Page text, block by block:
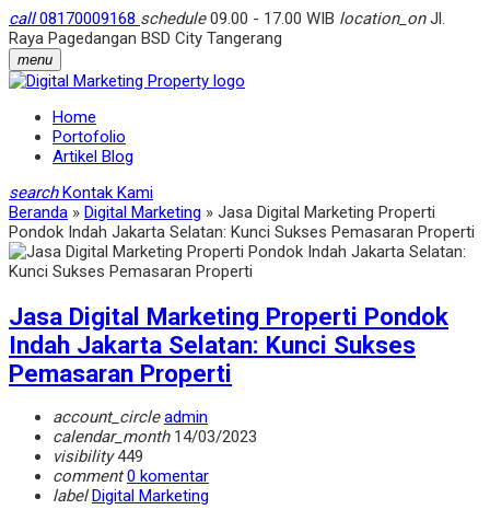
call08170009168 schedule09.00 - 17.00 WIB location_onJl.
Raya Pagedangan BSD City Tangerang
menu
Home
Portofolio
Artikel Blog
search Kontak Kami
Beranda » Digital Marketing » Jasa Digital Marketing Properti
Pondok Indah Jakarta Selatan: Kunci Sukses Pemasaran Properti
Jasa Digital Marketing Properti Pondok
Indah Jakarta Selatan: Kunci Sukses
Pemasaran Properti
account_circle admin
calendar_month14/03/2023
visibility449
comment 0 komentar
label Digital Marketing